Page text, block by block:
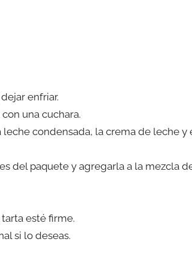
enfriar.
una cuchara.
condensada, la crema de leche y
del paquete y agregarla a la mezcla
esté firme.
si lo deseas.